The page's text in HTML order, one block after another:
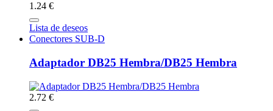
1.24 €
Lista de deseos
Conectores SUB-D
Adaptador DB25 Hembra/DB25 Hembra
2.72 €